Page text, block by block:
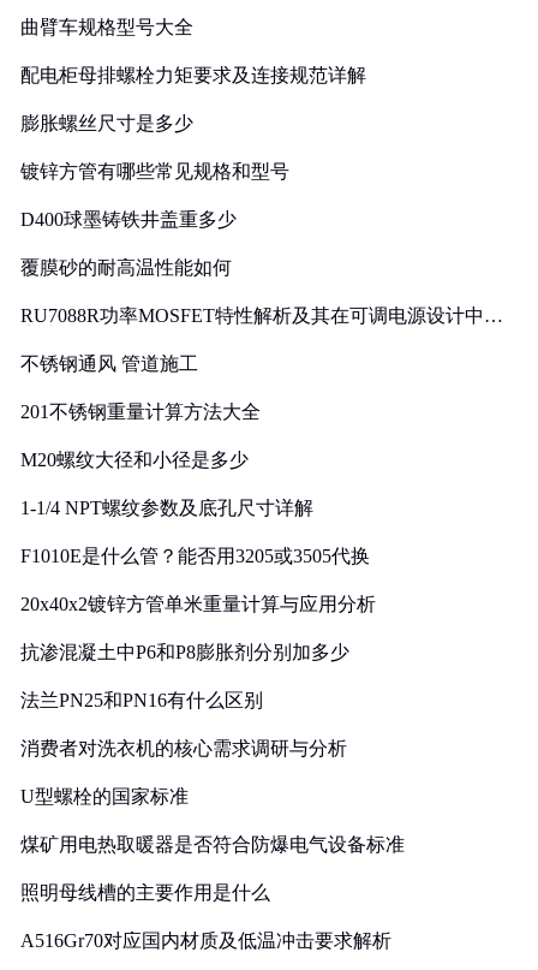
曲臂车规格型号大全
配电柜母排螺栓力矩要求及连接规范详解
膨胀螺丝尺寸是多少
镀锌方管有哪些常见规格和型号
D400球墨铸铁井盖重多少
覆膜砂的耐高温性能如何
RU7088R功率MOSFET特性解析及其在可调电源设计中的
不锈钢通风 管道施工
201不锈钢重量计算方法大全
M20螺纹大径和小径是多少
1-1/4 NPT螺纹参数及底孔尺寸详解
F1010E是什么管？能否用3205或3505代换
20x40x2镀锌方管单米重量计算与应用分析
抗渗混凝土中P6和P8膨胀剂分别加多少
法兰PN25和PN16有什么区别
消费者对洗衣机的核心需求调研与分析
U型螺栓的国家标准
煤矿用电热取暖器是否符合防爆电气设备标准
照明母线槽的主要作用是什么
A516Gr70对应国内材质及低温冲击要求解析